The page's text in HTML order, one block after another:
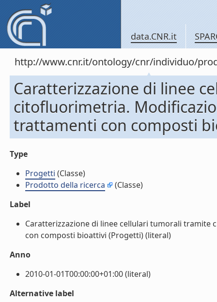
data.CNR.it
http://www.cnr.it/ontology/cnr/individuo/
Caratterizzazione di linee
citofluorimetria.
trattamenti con composti
Type
Progetti (Classe)
Prodotto della ricerca
(Classe)
Label
Caratterizzazione di linee cellulari tumorali
con composti bioattivi (Progetti) (literal)
Anno
2010-01-01T00:00:00+01:00 (literal)
Alternative label